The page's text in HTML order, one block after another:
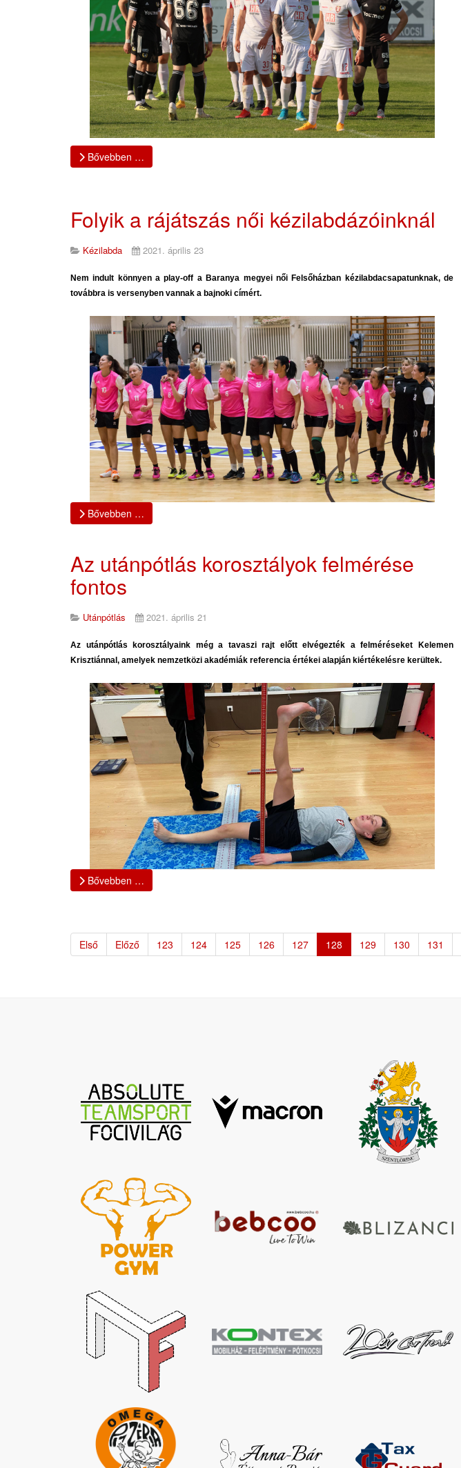
Bővebben …
Folyik a rájátszás női kézilabdázóinknál
Kézilabda 2021. április 23
Nem indult könnyen a play-off a Baranya megyei női Felsőházban kézilabdacsapatunknak, de
továbbra is versenyben vannak a bajnoki címért.
Bővebben …
Az utánpótlás korosztályok felmérése
fontos
Utánpótlás 2021. április 21
Az utánpótlás korosztályaink még a tavaszi rajt előtt elvégezték a felméréseket Kelemen
Krisztiánnal, amelyek nemzetközi akadémiák referencia értékei alapján kiértékelésre kerültek.
Bővebben …
Első Előző 123 124 125 126 127 128 129 130 131